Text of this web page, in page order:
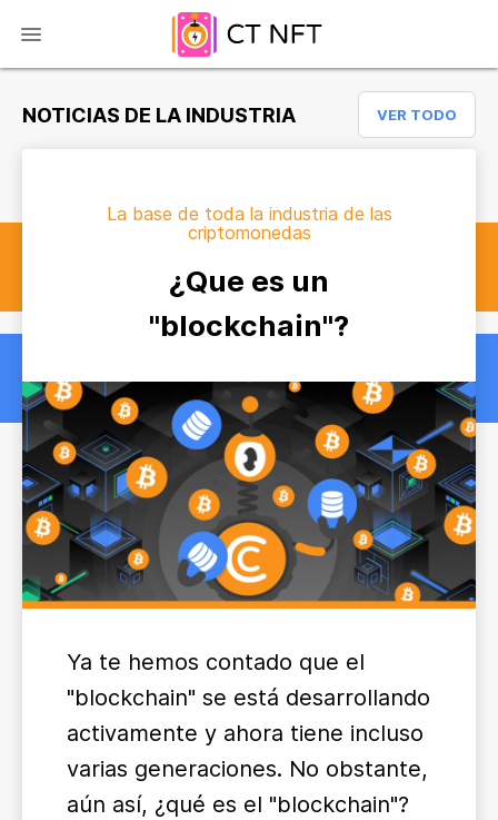
NOTICIAS DE LA INDUSTRIA VER TODO
La base de toda la industria de las
criptomonedas
¿Que es un
"blockchain"?
Ya te hemos contado que el
"blockchain" se está desarrollando
activamente y ahora tiene incluso
varias generaciones. No obstante,
aún así, ¿qué es el "blockchain"?